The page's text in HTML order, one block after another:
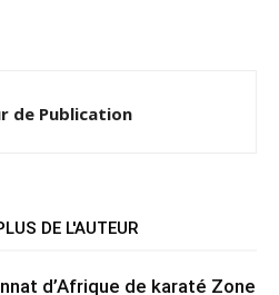
de Publication
DE L'AUTEUR
d’Afrique de karaté Zone